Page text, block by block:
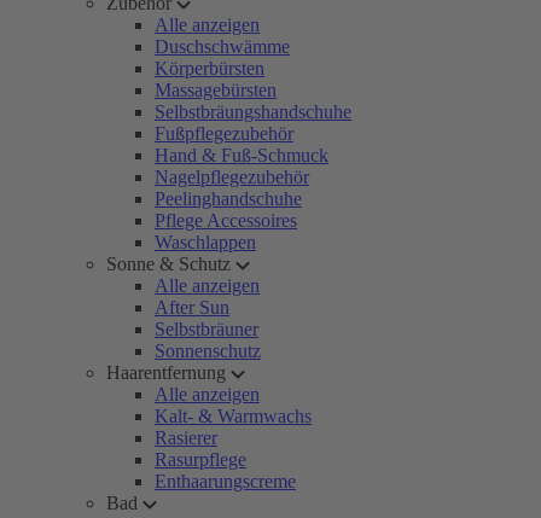
Alle anzeigen
Duschschwämme
Körperbürsten
Massagebürsten
Selbstbräungshandschuhe
Fußpflegezubehör
Hand & Fuß-Schmuck
Nagelpflegezubehör
Peelinghandschuhe
Pflege Accessoires
Waschlappen
Sonne & Schutz
Alle anzeigen
After Sun
Selbstbräuner
Sonnenschutz
Haarentfernung
Alle anzeigen
Kalt- & Warmwachs
Rasierer
Rasurpflege
Enthaarungscreme
Bad